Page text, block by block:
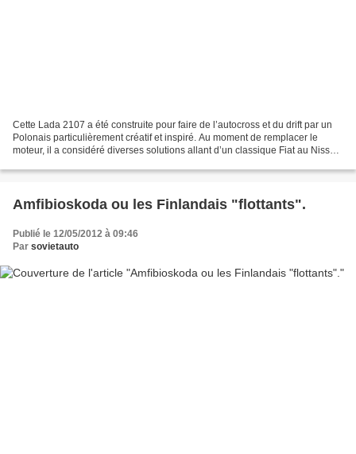
Cette Lada 2107 a été construite pour faire de l’autocross et du drift par un
Polonais particulièrement créatif et inspiré. Au moment de remplacer le
moteur, il a considéré diverses solutions allant d’un classique Fiat au Nissan,
Amfibioskoda ou les Finlandais "flottants".
Publié le 12/05/2012 à 09:46
Par sovietauto